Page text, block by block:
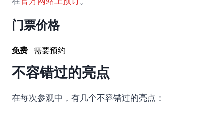
门票价格
免费 需要预约
不容错过的亮点
在每次参观中，有几个不容错过的亮点：